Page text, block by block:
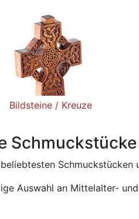
Bildsteine / Kreuze
Auswahl an Mittelalter-